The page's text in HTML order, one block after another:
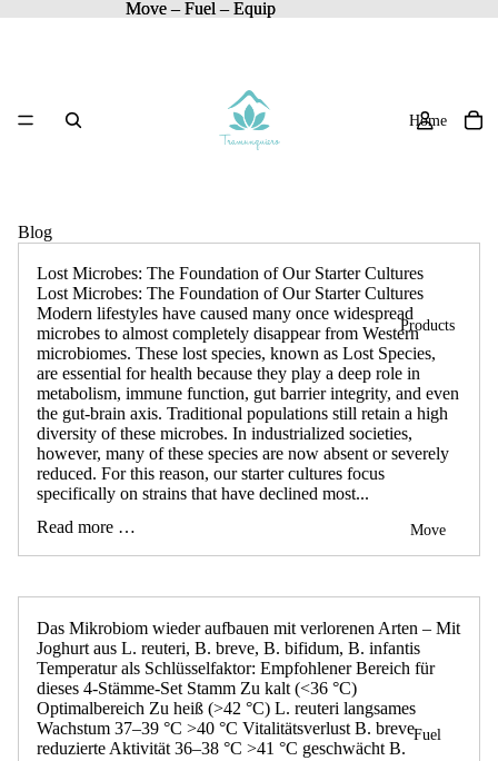
Move – Fuel – Equip
Move – Fuel – Equip
Home
Products
Move
Fuel
Blog
Lost Microbes: The Foundation of Our Starter Cultures
Lost Microbes: The Foundation of Our Starter Cultures
Modern lifestyles have caused many once widespread
microbes to almost completely disappear from Western
microbiomes. These lost species, known as Lost Species,
are essential for health because they play a deep role in
metabolism, immune function, gut barrier integrity, and even
the gut-brain axis. Traditional populations still retain a high
diversity of these microbes. In industrialized societies,
however, many of these species are now absent or severely
reduced. For this reason, our starter cultures focus
specifically on strains that have declined most...
Read more …
Das Mikrobiom wieder aufbauen mit verlorenen Arten – Mit
Joghurt aus L. reuteri, B. breve, B. bifidum, B. infantis
Temperatur als Schlüsselfaktor: Empfohlener Bereich für
dieses 4-Stämme-Set Stamm Zu kalt (<36 °C)
Optimalbereich Zu heiß (>42 °C) L. reuteri langsames
Wachstum 37–39 °C >40 °C Vitalitätsverlust B. breve
reduzierte Aktivität 36–38 °C >41 °C geschwächt B.